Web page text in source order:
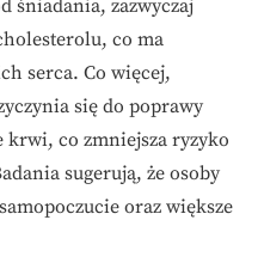
śniadania, zazwyczaj
co ma
serca. Co więcej,
się do poprawy
co zmniejsza ryzyko
sugerują, że osoby
oraz większe